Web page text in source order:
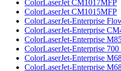
ColorLaserJet CM1017MFP
ColorLaserJet CM1015MFP
ColorLaserJet-Enterprise
ColorLaserJet-Enterprise
ColorLaserJet-Enterprise
ColorLaserJet-Enterprise
ColorLaserJet-Enterprise
ColorLaserJet-Enterprise